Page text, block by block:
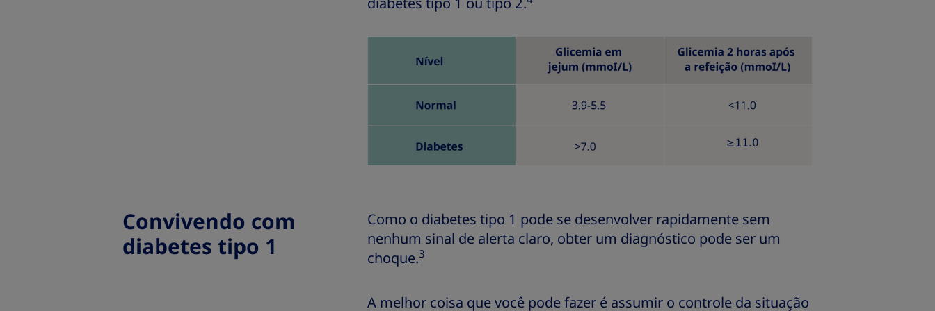
Convivendo com
diabetes tipo 1
Como o diabetes tipo 1 pode se desenvolver rapidamente sem
nenhum sinal de alerta claro, obter um diagnóstico pode ser um
choque.3
A melhor coisa que você pode fazer é assumir o controle da situação